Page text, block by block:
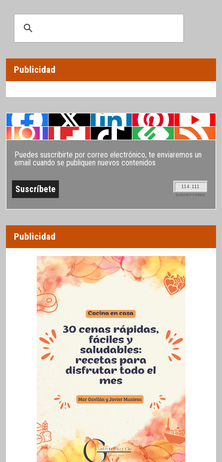
Publicidad
Puedes suscribirte por correo electrónico, te enviaremos un
email cuando se publiquen nuevos contenidos
114.111
SUSCRIPTORES
Publicidad